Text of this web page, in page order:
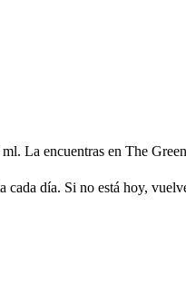
La encuentras en The
cada día. Si no está hoy,